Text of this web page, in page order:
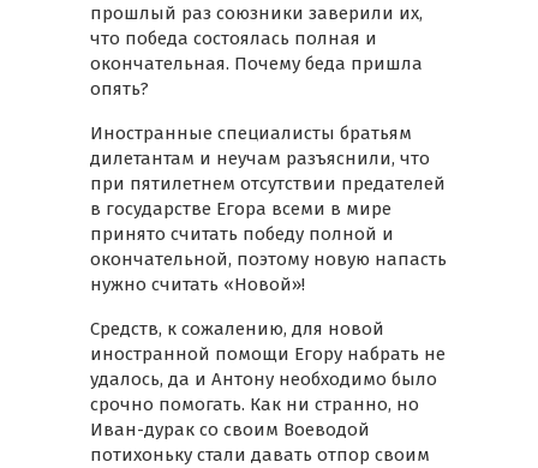
прошлый раз союзники заверили их,
что победа состоялась полная и
окончательная. Почему беда пришла
опять?
Иностранные специалисты братьям
дилетантам и неучам разъяснили, что
при пятилетнем отсутствии предателей
в государстве Егора всеми в мире
принято считать победу полной и
окончательной, поэтому новую напасть
нужно считать «Новой»!
Средств, к сожалению, для новой
иностранной помощи Егору набрать не
удалось, да и Антону необходимо было
срочно помогать. Как ни странно, но
Иван-дурак со своим Воеводой
потихоньку стали давать отпор своим